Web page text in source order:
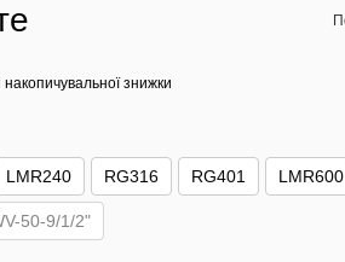
знижки
LMR240 RG316 RG401 LMR600
50-9/1/2"